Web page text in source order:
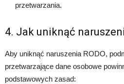
przetwarzania.
4. Jak uniknąć
Aby uniknąć naruszenia RODO,
przetwarzające dane osobowe
podstawowych zasad: